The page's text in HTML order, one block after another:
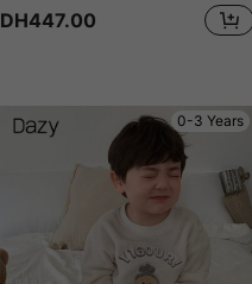
DH447.00
0-3 Years